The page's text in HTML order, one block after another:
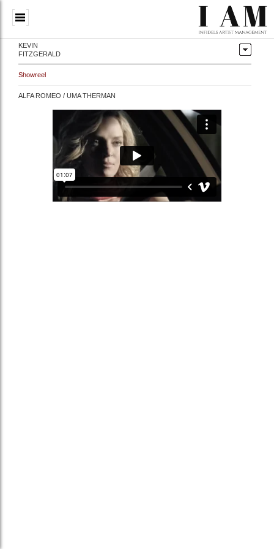
KEVIN
FITZGERALD
Showreel
ALFA ROMEO / UMA THERMAN